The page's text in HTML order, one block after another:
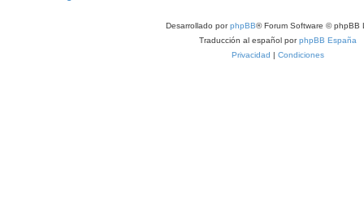
Desarrollado porphpBB® Forum Software © phpBB
Traducción al español porphpBB España
Privacidad | Condiciones